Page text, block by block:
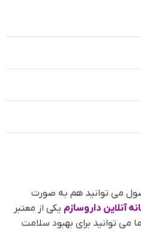
می توانید هم به صورت
آنلاین داروسازم یکی از معتبر
می توانید برای بهبود سلامت